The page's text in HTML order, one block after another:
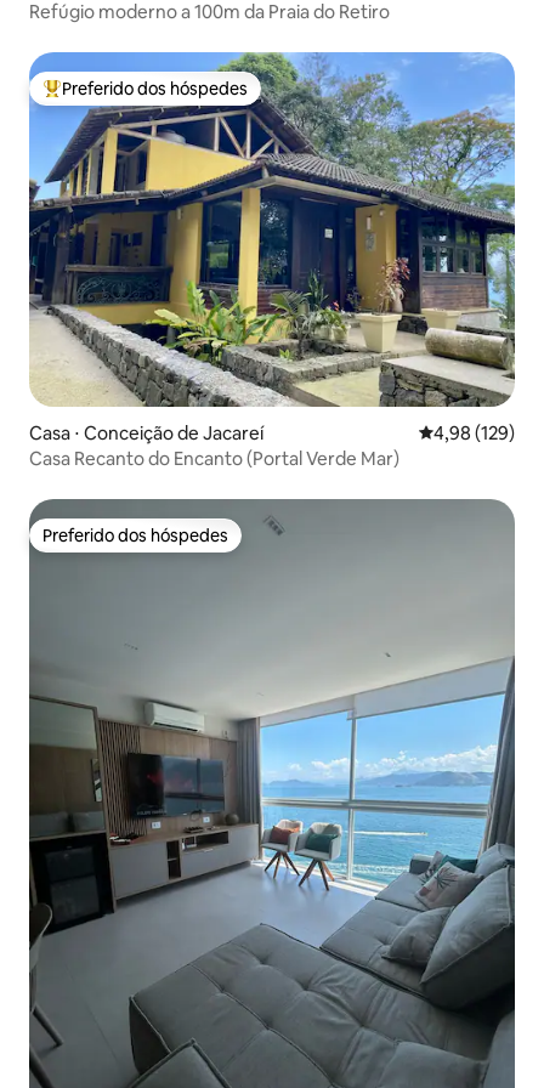
Refúgio moderno a 100m da Praia do Retiro
Entre os melhores preferidos dos hóspedes
Preferido dos hóspedes
Casa ⋅ Conceição de Jacareí 4,98 de uma
4,98 (129)
Casa Recanto do Encanto (Portal Verde Mar)
Preferido dos hóspedes
Preferido dos hóspedes